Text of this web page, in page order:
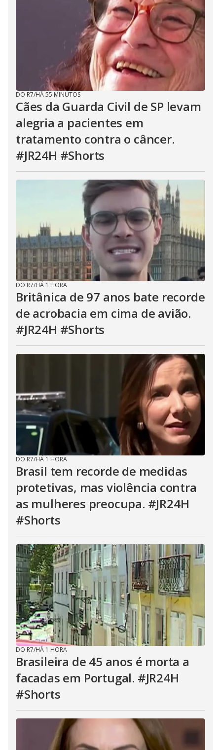
DO R7/HÁ 55 MINUTOS
Cães da Guarda Civil de SP levam
alegria a pacientes em
tratamento contra o câncer.
#JR24H #Shorts
DO R7/HÁ 1 HORA
Britânica de 97 anos bate recorde
de acrobacia em cima de avião.
#JR24H #Shorts
DO R7/HÁ 1 HORA
Brasil tem recorde de medidas
protetivas, mas violência contra
as mulheres preocupa. #JR24H
#Shorts
DO R7/HÁ 1 HORA
Brasileira de 45 anos é morta a
facadas em Portugal. #JR24H
#Shorts